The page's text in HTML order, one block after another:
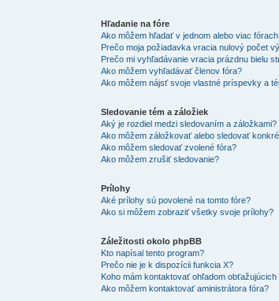
Hľadanie na fóre
Ako môžem hľadať v jednom alebo viac
Prečo moja požiadavka vracia nulový počet
Prečo mi vyhľadávanie vracia prázdnu bielu
Ako môžem vyhľadávať členov fóra?
Ako môžem nájsť svoje vlastné príspevky a
Sledovanie tém a záložiek
Aký je rozdiel medzi sledovaním a záložkami?
Ako môžem záložkovať alebo sledovať
Ako môžem sledovať zvolené fóra?
Ako môžem zrušiť sledovanie?
Prílohy
Aké prílohy sú povolené na tomto fóre?
Ako si môžem zobraziť všetky svoje prílohy?
Záležitosti okolo phpBB
Kto napísal tento program?
Prečo nie je k dispozícii funkcia X?
Koho mám kontaktovať ohľadom
Ako môžem kontaktovať aministrátora fóra?